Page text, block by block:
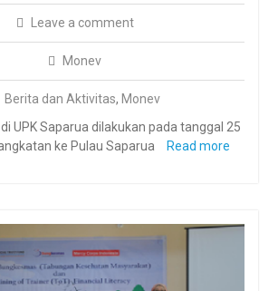
Leave a comment
Monev
Berita dan Aktivitas, Monev
UPK Saparua dilakukan pada tanggal 25
ke Pulau Saparua
Read more